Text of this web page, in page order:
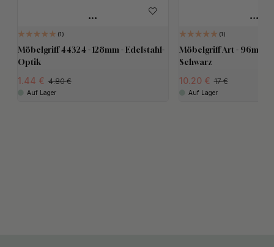
1
Möbelgriff 44324 - 128mm - Edelstahl-
Optik
1.44 4.80
Auf Lager
1
Möbelgriff Art - 96mm -
Schwarz
10.20 17
Auf Lager